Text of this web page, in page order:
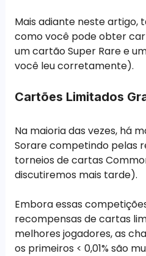
Mais adiante neste artigo,
como você pode obter
um cartão Super Rare e
você leu corretamente).
Cartões Limitados
Na maioria das vezes, há
Sorare competindo pelas
torneios de cartas
discutiremos mais tarde).
Embora essas
recompensas de cartas
melhores jogadores, as
os primeiros < 0,01% são